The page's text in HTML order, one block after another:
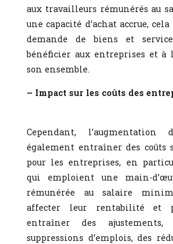
aux travailleurs rémunérés au
une capacité d’achat accrue,
demande de biens et
bénéficier aux entreprises et à
son ensemble.
– Impact sur les coûts des
Cependant,
également entraîner des coûts
pour les entreprises, en
qui emploient une main-
rémunérée au salaire
affecter leur rentabilité et
entraîner des
suppressions d’emplois, des